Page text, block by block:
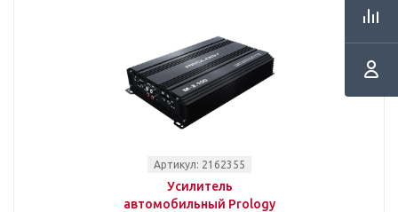
Артикул: 2162355
Усилитель
автомобильный Prology